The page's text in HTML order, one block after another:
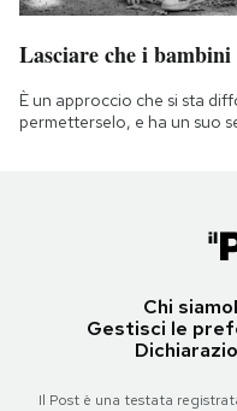
Lasciare che i bambini
È un approccio che si sta
permetterselo, e ha un suo
Chi siamo
Gestisci le
Il Post è una testata